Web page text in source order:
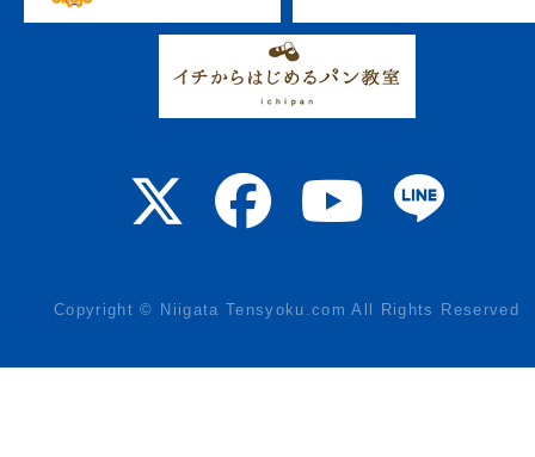
Copyright © Niigata Tensyoku.com All Rights Reserved